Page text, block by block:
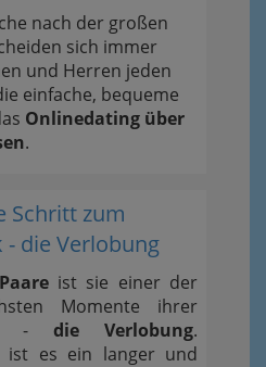
nach der großen
sich immer
und Herren jeden
einfache, bequeme
Onlinedating über
.
Schritt zum
- die Verlobung
ist sie einer der
Momente ihrer
- die Verlobung.
ist es ein langer und